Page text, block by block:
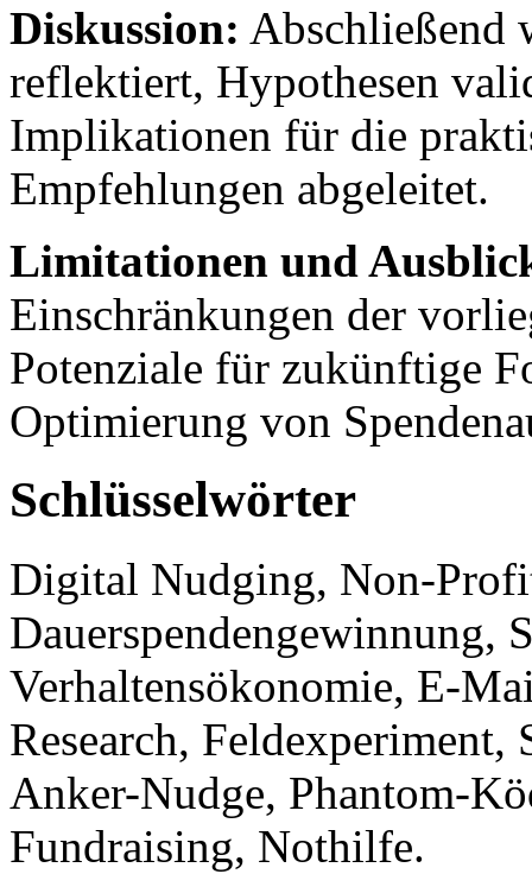
Diskussion: Abschließend
reflektiert, Hypothesen
Implikationen für die
Empfehlungen abgeleitet.
Limitationen und
Einschränkungen der
Potenziale für zukünftige
Optimierung von
Schlüsselwörter
Digital Nudging, Non-
Dauerspendengewinnung,
Verhaltensökonomie, E-
Research,
Anker-Nudge, Phantom-
Fundraising, Nothilfe.